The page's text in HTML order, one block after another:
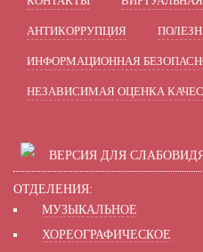
АНТИКОРРУПЦИЯ
ИНФОРМАЦИОННАЯ
НЕЗАВИСИМАЯ ОЦЕНКА
ВЕРСИЯ ДЛЯ
ОТДЕЛЕНИЯ:
МУЗЫКАЛЬНОЕ
ХОРЕОГРАФИЧЕСКОЕ